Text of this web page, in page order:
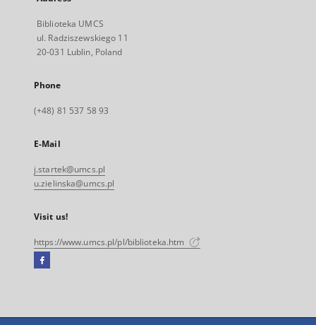
Biblioteka UMCS
ul. Radziszewskiego 11
20-031 Lublin, Poland
Phone
(+48) 81 537 58 93
E-Mail
j.startek@umcs.pl
u.zielinska@umcs.pl
Visit us!
https://www.umcs.pl/pl/biblioteka.htm
Facebook
open